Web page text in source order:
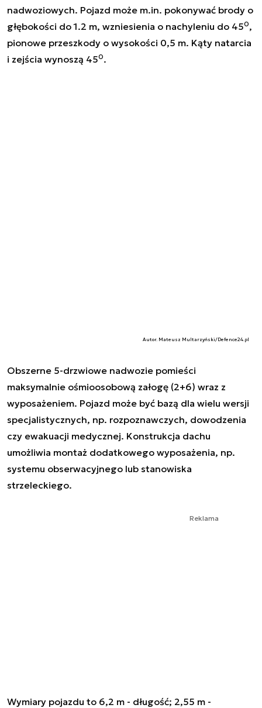
nadwoziowych. Pojazd może m.in. pokonywać brody o
głębokości do 1.2 m, wzniesienia o nachyleniu do 450,
pionowe przeszkody o wysokości 0,5 m. Kąty natarcia
i zejścia wynoszą 450.
Autor. Mateusz Multarzyński/Defence24.pl
Obszerne 5-drzwiowe nadwozie pomieści
maksymalnie ośmioosobową załogę (2+6) wraz z
wyposażeniem. Pojazd może być bazą dla wielu wersji
specjalistycznych, np. rozpoznawczych, dowodzenia
czy ewakuacji medycznej. Konstrukcja dachu
umożliwia montaż dodatkowego wyposażenia, np.
systemu obserwacyjnego lub stanowiska
strzeleckiego.
Reklama
Wymiary pojazdu to 6,2 m - długość; 2,55 m -